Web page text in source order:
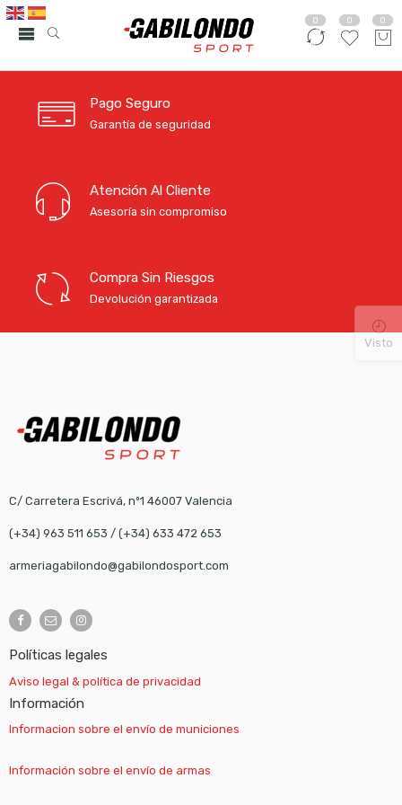
0 0 0
Pago Seguro
Garantía de seguridad
Atención Al Cliente
Asesoría sin compromiso
Compra Sin Riesgos
Devolución garantizada
C/ Carretera Escrivá, nº1 46007 Valencia
(+34) 963 511 653 / (+34) 633 472 653
armeriagabilondo@gabilondosport.com
Políticas legales
Aviso legal & política de privacidad
Información
Informacion sobre el envío de municiones
Información sobre el envío de armas
Visto